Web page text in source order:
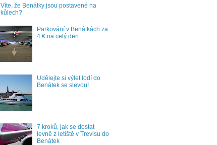
Víte, že Benátky jsou postavené na
kůlech?
Parkování v Benátkách za
4 € na celý den
Udělejte si výlet lodí do
Benátek se slevou!
7 kroků, jak se dostat
levně z letiště v Trevisu do
Benátek